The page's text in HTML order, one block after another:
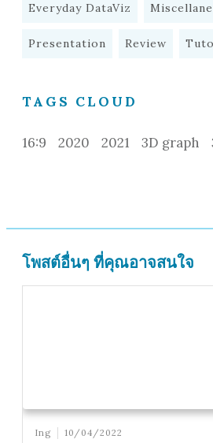
Everyday DataViz
Presentation Review
TAGS CLOUD
16:9 2020 2021 3D graph
โพสต์อื่นๆ ที่คุณอาจสนใจ
Ing 10/04/2022